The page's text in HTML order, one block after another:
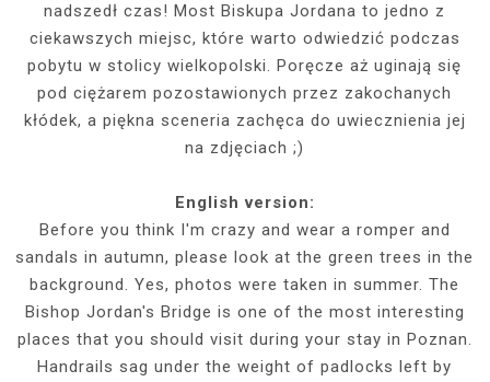
nadszedł czas! Most Biskupa Jordana to jedno z
ciekawszych miejsc, które warto odwiedzić podczas
pobytu w stolicy wielkopolski. Poręcze aż uginają się
pod ciężarem pozostawionych przez zakochanych
kłódek, a piękna sceneria zachęca do uwiecznienia jej
na zdjęciach ;)
English version:
Before you think I'm crazy and wear a romper and
sandals in autumn, please look at the green trees in the
background. Yes, photos were taken in summer. The
Bishop Jordan's Bridge is one of the most interesting
places that you should visit during your stay in Poznan.
Handrails sag under the weight of padlocks left by